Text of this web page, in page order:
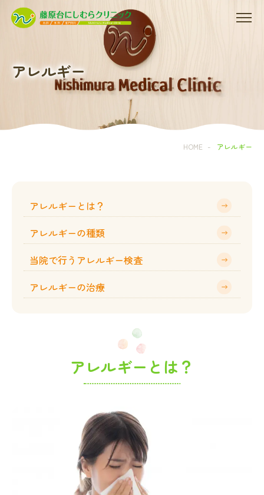
アレルギー
HOME - アレルギー
アレルギーとは？
アレルギーの種類
当院で行うアレルギー検査
アレルギーの治療
アレルギーとは？